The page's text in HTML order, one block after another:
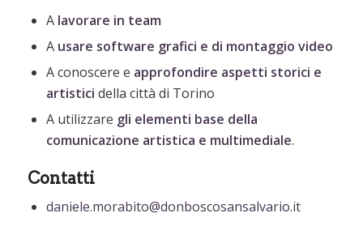
A lavorare in team
A usare software grafici e di montaggio video
A conoscere e approfondire aspetti storici e
artistici della città di Torino
A utilizzare gli elementi base della
comunicazione artistica e multimediale.
Contatti
daniele.morabito@donboscosansalvario.it